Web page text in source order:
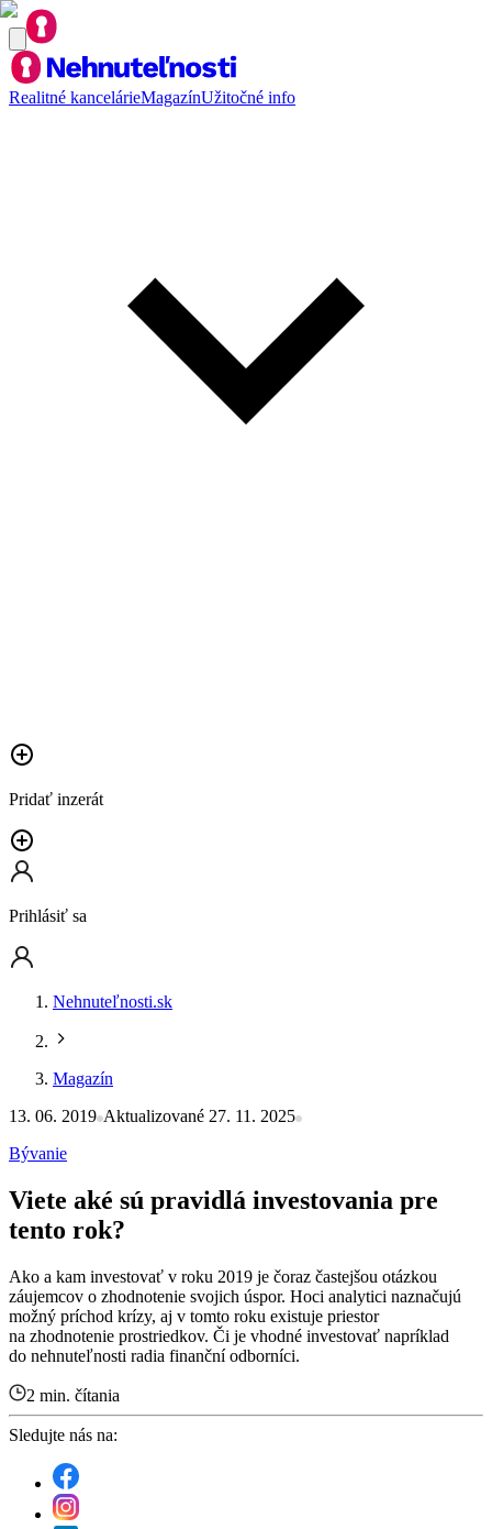
Realitné kancelárieMagazínUžitočné info
Pridať inzerát
Prihlásiť sa
Nehnuteľnosti.sk
Magazín
13. 06. 2019 Aktualizované 27. 11. 2025
Bývanie
Viete aké sú pravidlá investovania pre
tento rok?
Ako a kam investovať v roku 2019 je čoraz častejšou otázkou
záujemcov o zhodnotenie svojich úspor. Hoci analytici naznačujú
možný príchod krízy, aj v tomto roku existuje priestor
na zhodnotenie prostriedkov. Či je vhodné investovať napríklad
do nehnuteľnosti radia finanční odborníci.
2 min. čítania
Sledujte nás na: